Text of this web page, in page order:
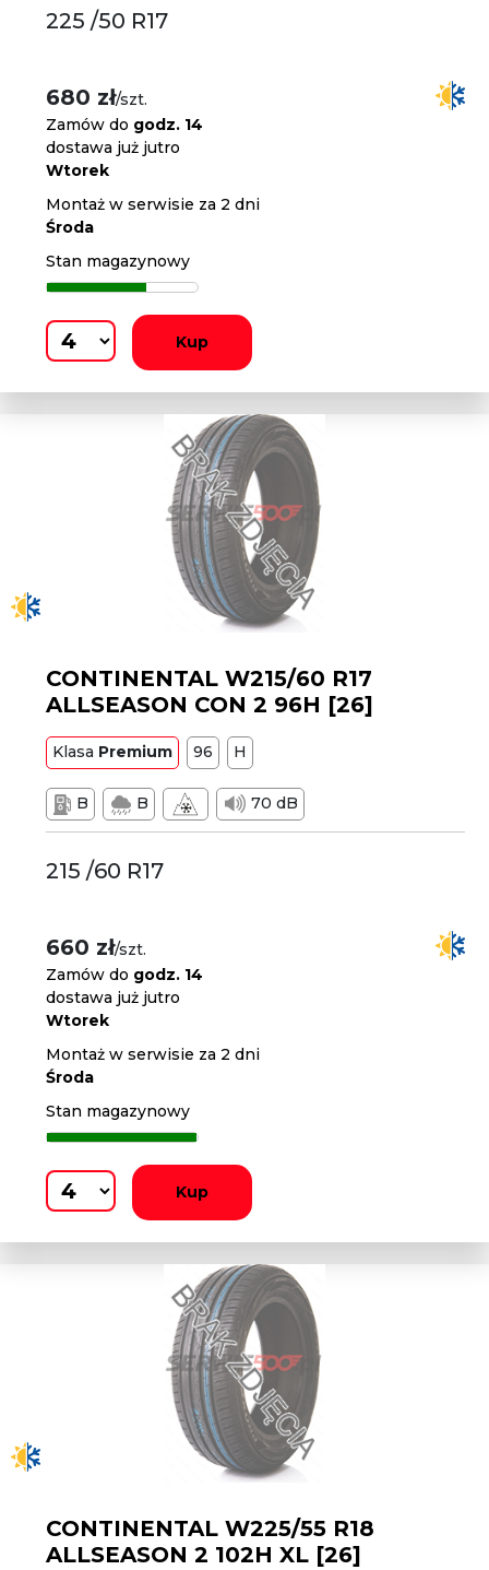
225 /50 R17
680 zł/szt.
Zamów do godz. 14
dostawa już jutro
Wtorek
Montaż w serwisie za 2 dni
Środa
Stan magazynowy
Kup
CONTINENTAL W215/60 R17
ALLSEASON CON 2 96H [26]
Klasa Premium 96 H
B B 70 dB
215 /60 R17
660 zł/szt.
Zamów do godz. 14
dostawa już jutro
Wtorek
Montaż w serwisie za 2 dni
Środa
Stan magazynowy
Kup
CONTINENTAL W225/55 R18
ALLSEASON 2 102H XL [26]